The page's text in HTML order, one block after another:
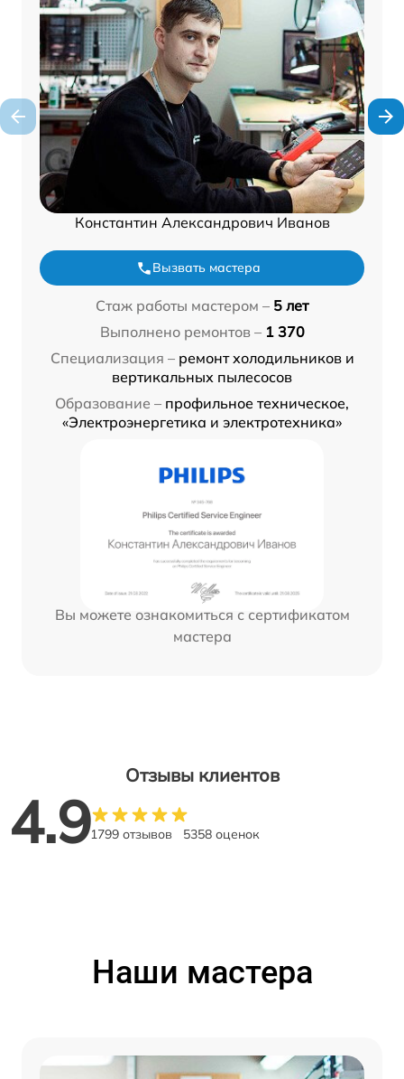
Константин Александрович Иванов
Вызвать мастера
Стаж работы мастером – 5 лет
Выполнено ремонтов – 1 370
Специализация – ремонт холодильников и
вертикальных пылесосов
Образование – профильное техническое,
«Электроэнергетика и электротехника»
Вы можете ознакомиться с сертификатом
мастера
Отзывы клиентов
4.91799 отзывов 5358 оценок
Наши мастера